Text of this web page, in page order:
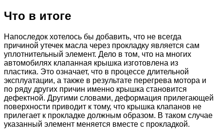
Что в итоге
Напоследок хотелось бы добавить, что не всегда
причиной утечек масла через прокладку является сам
уплотнительный элемент. Дело в том, что на многих
автомобилях клапанная крышка изготовлена из
пластика. Это означает, что в процессе длительной
эксплуатации, а также в результате перегрева мотора и
по ряду других причин именно крышка становится
дефектной. Другими словами, деформация прилегающей
поверхности приводит к тому, что крышка клапанов не
прилегает к прокладке должным образом. В таком случае
указанный элемент меняется вместе с прокладкой.